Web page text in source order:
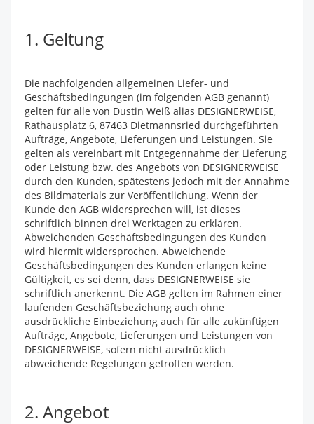
1. Geltung
Die nachfolgenden allgemeinen Liefer- und
Geschäftsbedingungen (im folgenden AGB genannt)
gelten für alle von Dustin Weiß alias DESIGNERWEISE,
Rathausplatz 6, 87463 Dietmannsried durchgeführten
Aufträge, Angebote, Lieferungen und Leistungen. Sie
gelten als vereinbart mit Entgegennahme der Lieferung
oder Leistung bzw. des Angebots von DESIGNERWEISE
durch den Kunden, spätestens jedoch mit der Annahme
des Bildmaterials zur Veröffentlichung. Wenn der
Kunde den AGB widersprechen will, ist dieses
schriftlich binnen drei Werktagen zu erklären.
Abweichenden Geschäftsbedingungen des Kunden
wird hiermit widersprochen. Abweichende
Geschäftsbedingungen des Kunden erlangen keine
Gültigkeit, es sei denn, dass DESIGNERWEISE sie
schriftlich anerkennt. Die AGB gelten im Rahmen einer
laufenden Geschäftsbeziehung auch ohne
ausdrückliche Einbeziehung auch für alle zukünftigen
Aufträge, Angebote, Lieferungen und Leistungen von
DESIGNERWEISE, sofern nicht ausdrücklich
abweichende Regelungen getroffen werden.
2. Angebot